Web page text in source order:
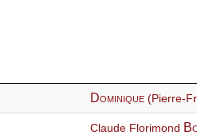
Dominique (Pierre-
Claude Florimond